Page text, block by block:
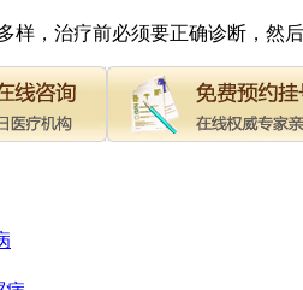
样，治疗前必须要正确诊断，然